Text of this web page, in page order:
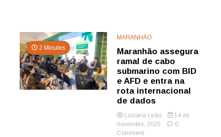
2 Minutes
MARANHÃO
Maranhão assegura
ramal de cabo
submarino com BID
e AFD e entra na
rota internacional
de dados
Luciana Leão
14 de
novembro, 2025
0
Commenton